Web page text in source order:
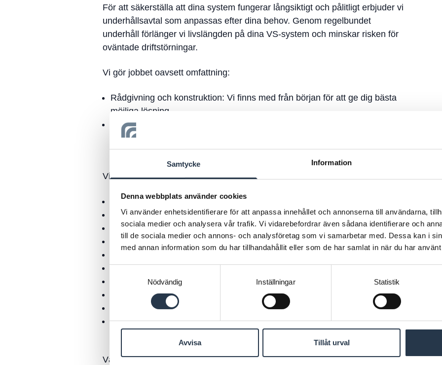
Samtycke Information
Denna webbplats använder cookies
Vi använder enhetsidentifierare för att anpassa innehållet och annonserna till användarna,
sociala medier och analysera vår trafik. Vi vidarebefordrar även sådana identifierare och
till de sociala medier och annons- och analysföretag som vi samarbetar med. Dessa kan i
med annan information som du har tillhandahållit eller som de har samlat in när du har
Nödvändig
Inställningar Statistik
Avvisa Tillåt urval
För att säkerställa att dina system fungerar långsiktigt och pålitligt erbjuder vi
underhållsavtal som anpassas efter dina behov. Genom regelbundet
underhåll förlänger vi livslängden på dina VS-system och minskar risken för
oväntade driftstörningar.
Vi gör jobbet oavsett omfattning:
Rådgivning och konstruktion: Vi finns med från början för att ge dig bästa
möjliga lösning.
Installation och underhåll: Våra experter ser till att installationen blir rätt från
start och att systemet underhålls för långvarig funktion.
Vi är en pålitlig partner med specialistkunskap inom:
Vatten, värme och sanitet
värme- och vattenoptimering (energioptimering)
Komfortkyla samt fjärrvärme och fjärrkyla
Installation av kompletta undercentraler
Stamrenoveringar och energieffektivisering
Värmepumpar
Pumpinstallation och pumpservice
Service och underhåll
Från design och projektering till installation och driftsättning
Våra montörer och tekniker arbetar i alla typer av fastigheter – från privata